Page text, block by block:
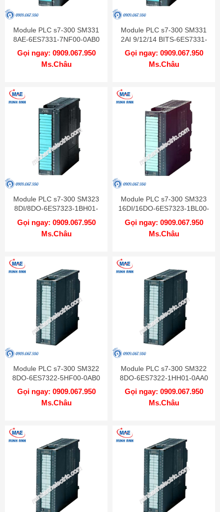
Module PLC s7-300 SM331
8AE-6ES7331-7NF00-0AB0
Gọi ngay: 0909.067.950
Ms.Châu
Module PLC s7-300 SM331
2AI 9/12/14 BITS-6ES7331-
7KB02-0AB0
Gọi ngay: 0909.067.950
Ms.Châu
Module PLC s7-300 SM323
8DI/8DO-6ES7323-1BH01-
0AA0
Gọi ngay: 0909.067.950
Ms.Châu
Module PLC s7-300 SM323
16DI/16DO-6ES7323-1BL00-
0AA0
Gọi ngay: 0909.067.950
Ms.Châu
Module PLC s7-300 SM322
8DO-6ES7322-5HF00-0AB0
Gọi ngay: 0909.067.950
Ms.Châu
Module PLC s7-300 SM322
8DO-6ES7322-1HH01-0AA0
Gọi ngay: 0909.067.950
Ms.Châu